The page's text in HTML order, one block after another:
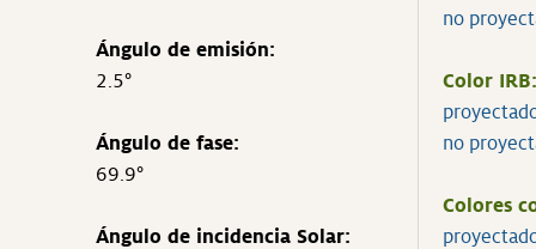
Ángulo de emisión:
2.5°
Ángulo de fase:
69.9°
Ángulo de incidencia Solar:
no
Color IRB:
no
Colores